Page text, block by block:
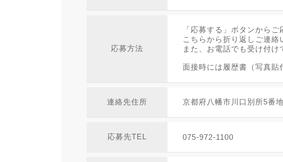
応募方法
「応募する」ボタンからご
こちらから折り返しご連絡
また、お電話でも受け付け
面接時には履歴書（写真貼
連絡先住所 京都府八幡市川口別所5番地
応募先TEL 075-972-1100